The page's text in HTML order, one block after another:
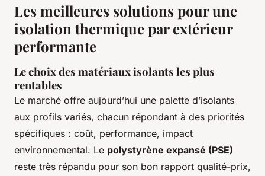
Les meilleures solutions pour une
isolation thermique par extérieur
performante
Le choix des matériaux isolants les plus
rentables
Le marché offre aujourd’hui une palette d’isolants
aux profils variés, chacun répondant à des priorités
spécifiques : coût, performance, impact
environnemental. Le polystyrène expansé (PSE)
reste très répandu pour son bon rapport qualité-prix,